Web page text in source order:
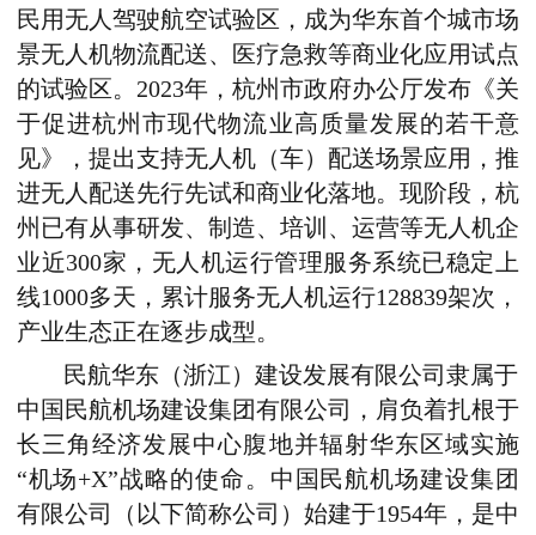
民用无人驾驶航空试验区，成为华东首个城市场
景无人机物流配送、医疗急救等商业化应用试点
的试验区。2023年，杭州市政府办公厅发布《关
于促进杭州市现代物流业高质量发展的若干意
见》，提出支持无人机（车）配送场景应用，推
进无人配送先行先试和商业化落地。现阶段，杭
州已有从事研发、制造、培训、运营等无人机企
业近300家，无人机运行管理服务系统已稳定上
线1000多天，累计服务无人机运行128839架次，
产业生态正在逐步成型。
民航华东（浙江）建设发展有限公司隶属于
中国民航机场建设集团有限公司，肩负着扎根于
长三角经济发展中心腹地并辐射华东区域实施
“机场+X”战略的使命。中国民航机场建设集团
有限公司（以下简称公司）始建于1954年，是中